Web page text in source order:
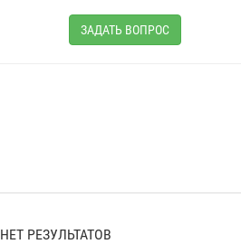
ЗАДАТЬ ВОПРОС
НЕТ РЕЗУЛЬТАТОВ